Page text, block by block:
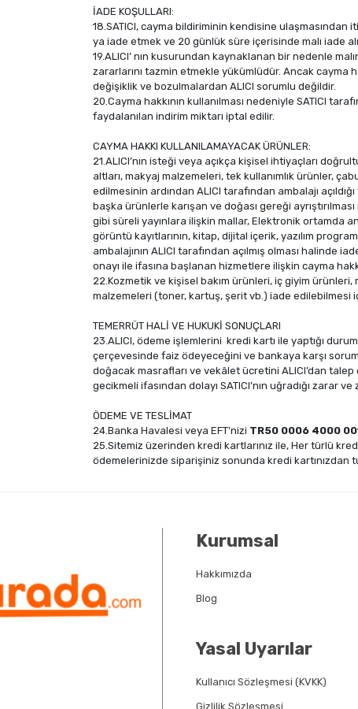
İADE KOŞULLARI:
18.SATICI, cayma bildiriminin kendisine ulaşmasından
ya iade etmek ve 20 günlük süre içerisinde malı iade
19.ALICI’ nın kusurundan kaynaklanan bir nedenle
zararlarını tazmin etmekle yükümlüdür. Ancak cayma
değişiklik ve bozulmalardan ALICI sorumlu değildir.
20.Cayma hakkının kullanılması nedeniyle SATICI
faydalanılan indirim miktarı iptal edilir.
CAYMA HAKKI KULLANILAMAYACAK ÜRÜNLER:
21.ALICI’nın isteği veya açıkça kişisel ihtiyaçları
altları, makyaj malzemeleri, tek kullanımlık ürünler,
edilmesinin ardından ALICI tarafından ambalajı
başka ürünlerle karışan ve doğası gereği
gibi süreli yayınlara ilişkin mallar, Elektronik ortamda
görüntü kayıtlarının, kitap, dijital içerik, yazılım
ambalajının ALICI tarafından açılmış olması halinde
onayı ile ifasına başlanan hizmetlere ilişkin cayma
22.Kozmetik ve kişisel bakım ürünleri, iç giyim
malzemeleri (toner, kartuş, şerit vb.) iade edilebilmesi
TEMERRÜT HALİ VE HUKUKİ SONUÇLARI
23.ALICI, ödeme işlemlerini kredi kartı ile yaptığı
çerçevesinde faiz ödeyeceğini ve bankaya karşı
doğacak masrafları ve vekâlet ücretini ALICI’dan
gecikmeli ifasından dolayı SATICI’nın uğradığı zarar
ÖDEME VE TESLİMAT
24.Banka Havalesi veya EFT'nizi TR50 0006 4000
25.Sitemiz üzerinden kredi kartlarınız ile, Her türlü
ödemelerinizde siparişiniz sonunda kredi kartınızdan
Kurumsal
Hakkımızda
Blog
Yasal Uyarılar
Kullanıcı Sözleşmesi (KVKK)
Gizlilik Sözleşmesi